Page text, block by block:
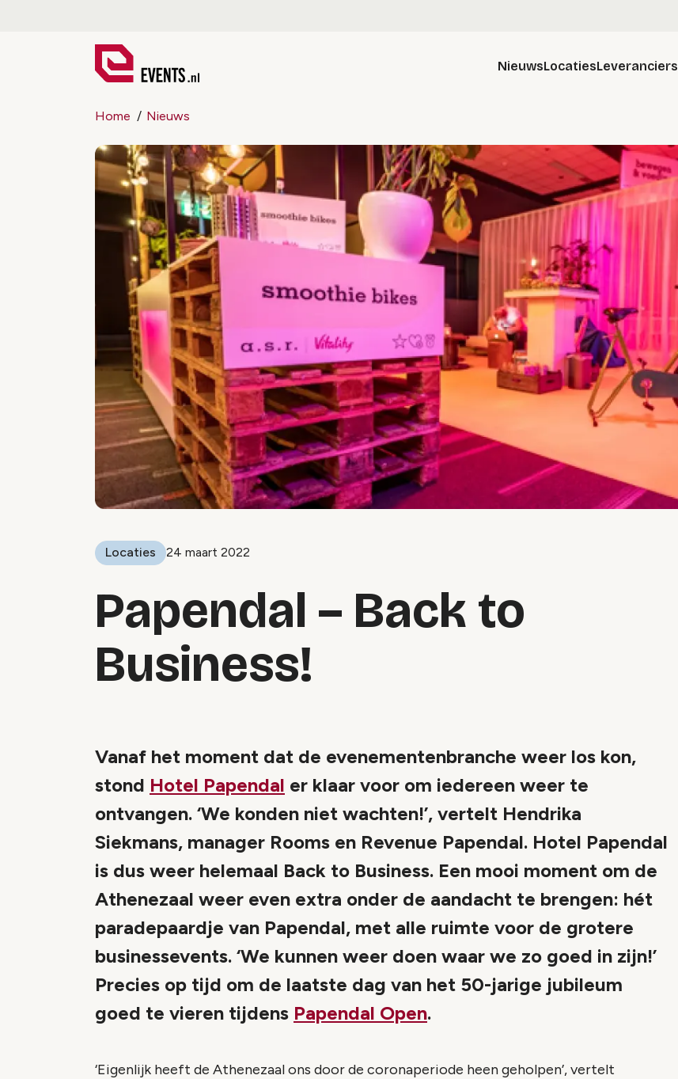
NieuwsLocatiesLeveranciers
Home Nieuws
Locaties 24 maart 2022
Papendal – Back to
Business!
Vanaf het moment dat de evenementenbranche weer los kon,
stond Hotel Papendal er klaar voor om iedereen weer te
ontvangen. ‘We konden niet wachten!’, vertelt Hendrika
Siekmans, manager Rooms en Revenue Papendal. Hotel Papendal
is dus weer helemaal Back to Business. Een mooi moment om de
Athenezaal weer even extra onder de aandacht te brengen: hét
paradepaardje van Papendal, met alle ruimte voor de grotere
businessevents. ‘We kunnen weer doen waar we zo goed in zijn!’
Precies op tijd om de laatste dag van het 50-jarige jubileum
goed te vieren tijdens Papendal Open.
‘Eigenlijk heeft de Athenezaal ons door de coronaperiode heen geholpen’, vertelt